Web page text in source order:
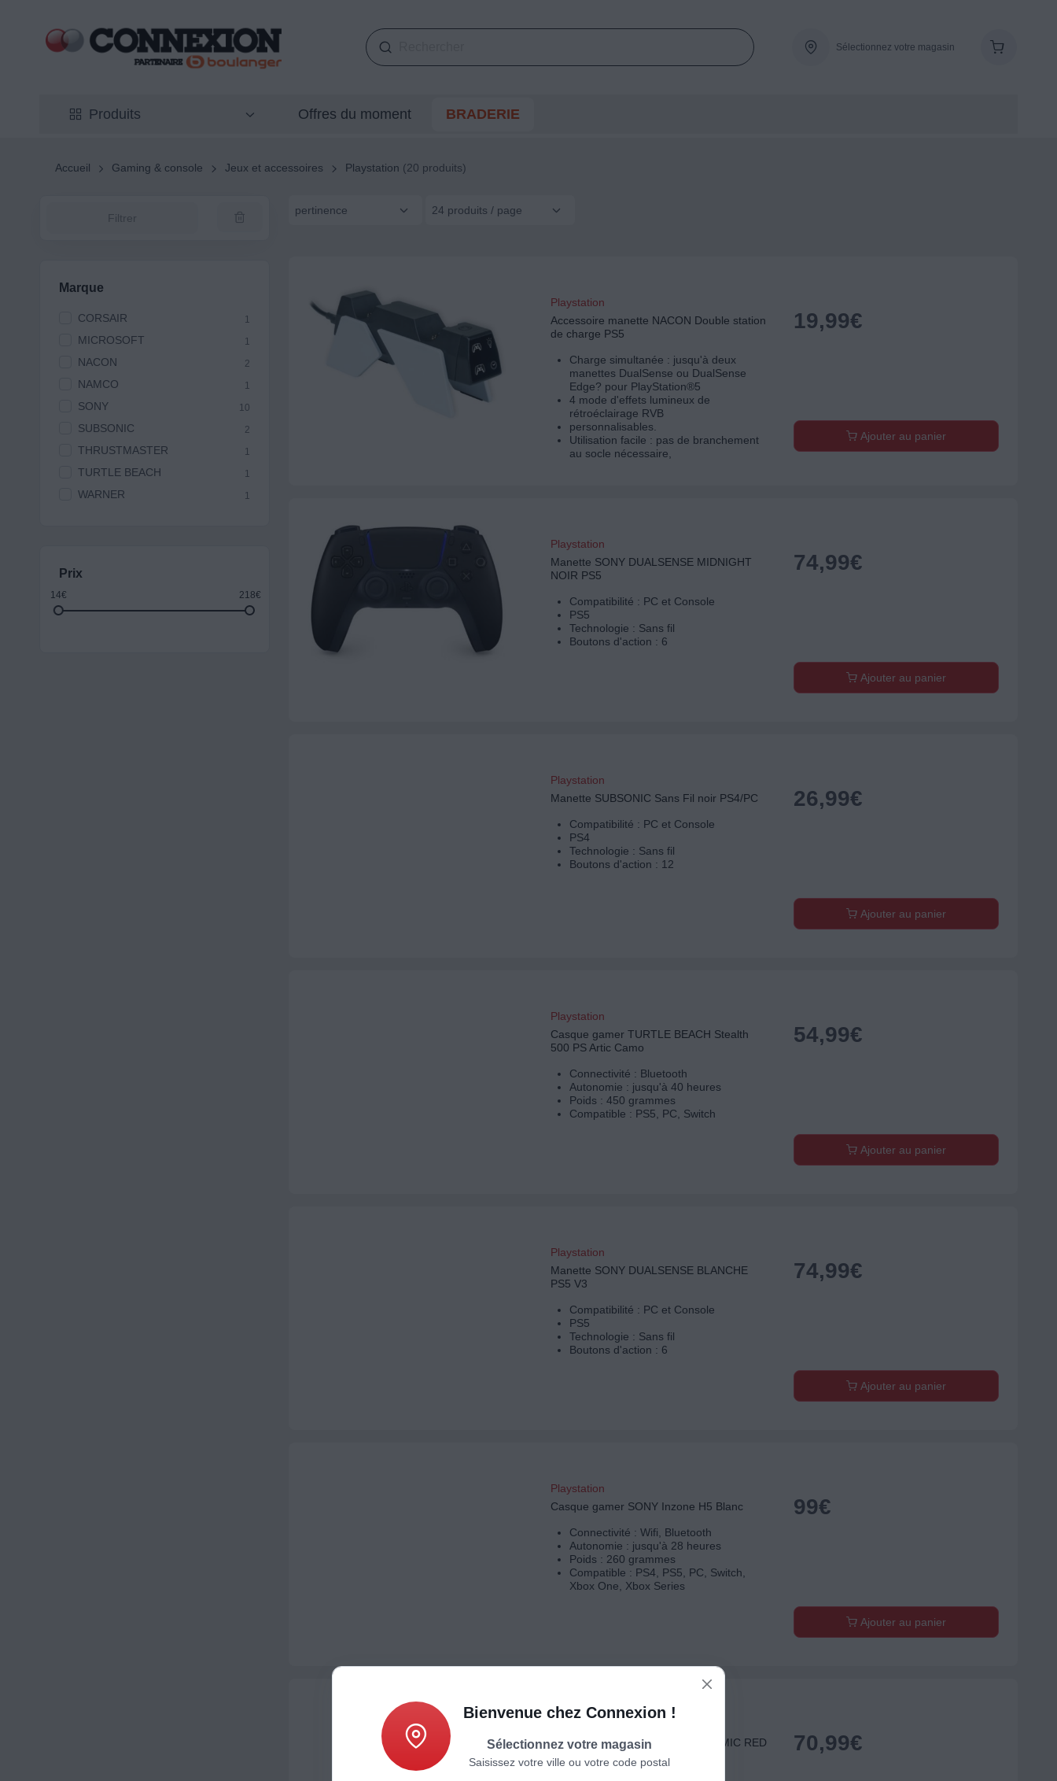
Sélectionnez votre magasin
Produits Offres du moment BRADERIE
Accueil Gaming & console Jeux et accessoires Playstation (20 produits)
Filtrer
Marque
CORSAIR 1
MICROSOFT 1
NACON 2
NAMCO 1
SONY 10
SUBSONIC 2
THRUSTMASTER 1
TURTLE BEACH 1
WARNER 1
Prix
14€ 218€
pertinence 24 produits / page
Playstation
Accessoire manette NACON Double station
de charge PS5
Charge simultanée : jusqu'à deux
manettes DualSense ou DualSense
Edge? pour PlayStation®5
4 mode d'effets lumineux de
rétroéclairage RVB
personnalisables.
Utilisation facile : pas de branchement
au socle nécessaire,
19,99€
Ajouter au panier
Playstation
Manette SONY DUALSENSE MIDNIGHT
NOIR PS5
Compatibilité : PC et Console
PS5
Technologie : Sans fil
Boutons d'action : 6
74,99€
Ajouter au panier
Playstation
Manette SUBSONIC Sans Fil noir PS4/PC
Compatibilité : PC et Console
PS4
Technologie : Sans fil
Boutons d'action : 12
26,99€
Ajouter au panier
Playstation
Casque gamer TURTLE BEACH Stealth
500 PS Artic Camo
Connectivité : Bluetooth
Autonomie : jusqu'à 40 heures
Poids : 450 grammes
Compatible : PS5, PC, Switch
54,99€
Ajouter au panier
Playstation
Manette SONY DUALSENSE BLANCHE
PS5 V3
Compatibilité : PC et Console
PS5
Technologie : Sans fil
Boutons d'action : 6
74,99€
Ajouter au panier
Playstation
Casque gamer SONY Inzone H5 Blanc
Connectivité : Wifi, Bluetooth
Autonomie : jusqu'à 28 heures
Poids : 260 grammes
Compatible : PS4, PS5, PC, Switch,
Xbox One, Xbox Series
99€
Ajouter au panier
Manette SONY DUALSENSE COSMIC RED
V3
70,99€
Bienvenue chez Connexion !
Sélectionnez votre magasin
Saisissez votre ville ou votre code postal